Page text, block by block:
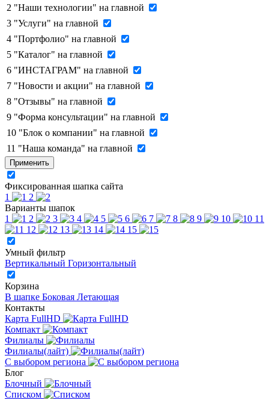
2 "Наши технологии" на главной
3 "Услуги" на главной
4 "Портфолио" на главной
5 "Каталог" на главной
6 "ИНСТАГРАМ" на главной
7 "Новости и акции" на главной
8 "Отзывы" на главной
9 "Форма консультации" на главной
10 "Блок о компании" на главной
11 "Наша команда" на главной
Применить
Фиксированная шапка сайта
1
2
Варианты шапок
1
2 3 4 5 6 7 8 9 10
11
12
13 14 15
Умный фильтр
Вертикальный Горизонтальный
Корзина
В шапке Боковая Летающая
Контакты
Карта FullHD
Компакт
Филиалы
Филиалы(лайт)
С выбором региона
Блог
Блочный
Списком